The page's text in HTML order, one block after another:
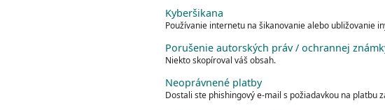
Kyberšikana
Používanie internetu na šikanovanie alebo ubližovanie
Porušenie autorských práv / ochrannej
Niekto skopíroval váš obsah.
Neoprávnené platby
Dostali ste phishingový e-mail s požiadavkou na platbu